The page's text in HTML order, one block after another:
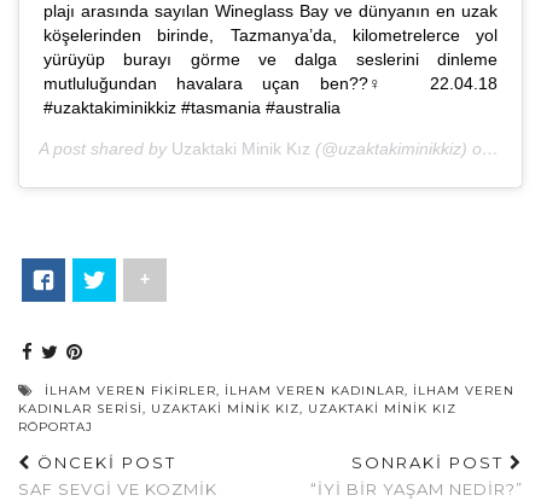
plajı arasında sayılan Wineglass Bay ve dünyanın en uzak
köşelerinden birinde, Tazmanya’da, kilometrelerce yol
yürüyüp burayı görme ve dalga seslerini dinleme
mutluluğundan havalara uçan ben??‍♀️ 22.04.18
#uzaktakiminikkiz #tasmania #australia
A post shared by Uzaktaki Minik Kız (@uzaktakiminikkiz) on Apr
+
ILHAM VEREN FIKIRLER, ILHAM VEREN KADINLAR, ILHAM VEREN
KADINLAR SERISI, UZAKTAKİ MİNİK KIZ, UZAKTAKİ MİNİK KIZ
RÖPORTAJ
ÖNCEKİ POST
SAF SEVGI VE KOZMIK
SONRAKİ POST
“İYI BIR YAŞAM NEDIR?”